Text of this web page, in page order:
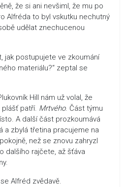
že si ani nevšiml, že mu po
Alfréda to byl vskutku nechutný
udělat znechucenou
jak postupujete ve zkoumání
materiálu?“ zeptal se
Hill nám už volal, že
plášť patří. Mrtvého. Část týmu
A další část prozkoumává
a zbylá třetina pracujeme na
než se znovu zahryzl
dalšího rajčete, až šťáva
Alfréd zvědavě.